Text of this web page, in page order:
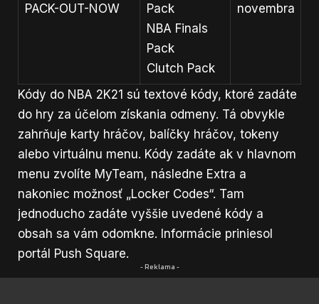
PACK-OUT-NOW
Pack
NBA Finals
Pack
Clutch Pack
novembra
Kódy do NBA 2K21 sú textové kódy, ktoré zadáte
do hry za účelom získania odmeny. Tá obvykle
zahrňuje karty hráčov, balíčky hráčov, tokeny
alebo virtuálnu menu. Kódy zadáte ak v hlavnom
menu zvolíte MyTeam, následne Extra a
nakoniec možnosť „Locker Codes“. Tam
jednoducho zadáte vyššie uvedené kódy a
obsah sa vám odomkne. Informácie priniesol
portál Push Square.
- Reklama -